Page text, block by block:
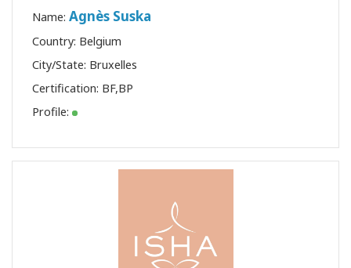
Name: Agnès Suska
Country: Belgium
City/State: Bruxelles
Certification: BF,BP
Profile: